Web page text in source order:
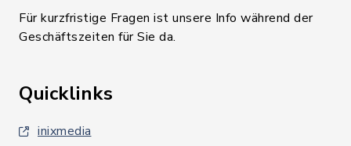
Für kurzfristige Fragen ist unsere Info während der
Geschäftszeiten für Sie da.
Quicklinks
inixmedia